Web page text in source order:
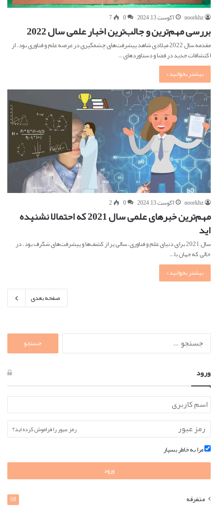
noorkhz آگوست 13, 2024 0
7
بررسی مهم‌ترین و جالب‌ترین اخبار علمی سال 2022
مقدمه سال 2022 میلادی شاهد پیشرفت‌های چشمگیری در عرصه علم و فناوری بود. از
اکتشافات جدید در فضا و دستاوردهای…
بیشتر بخوانید »
noorkhz آگوست 13, 2024 0
2
مهم‌ترین خبرهای علمی سال 2021 که احتمالا نشنیده
اید
سال 2021 برای دنیای علم و فناوری، سالی پر از کشف‌ها و پیشرفت‌های شگرف بود. در
حالی که جهان با…
بیشتر بخوانید »
صفحه بعدی
جستجو
ورود
رمز عبور را فراموش کرده اید؟
مرا به خاطر بسپار
ورود
متفرقه 68